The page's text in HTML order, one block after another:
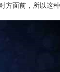
面前，所以这